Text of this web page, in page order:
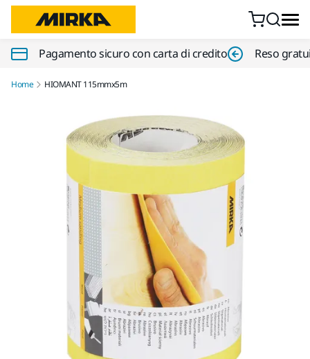
Pagamento sicuro con carta di credito Reso
Home HIOMANT 115mmx5m